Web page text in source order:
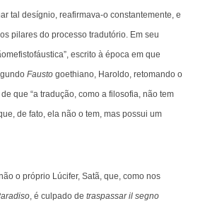
tal desígnio, reafirmava-o constantemente, e
pilares do processo tradutório. Em seu
escrito à época em que
Fausto goethiano, Haroldo, retomando o
que “a tradução, como a filosofia, não tem
de fato, ela não o tem, mas possui um
o próprio Lúcifer, Satã, que, como nos
, é culpado de traspassar il segno